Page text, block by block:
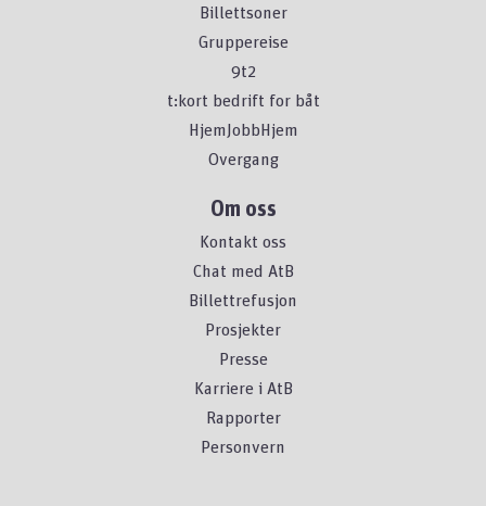
Billettsoner
Gruppereise
9t2
t:kort bedrift for båt
HjemJobbHjem
Overgang
Om oss
Kontakt oss
Chat med AtB
Billettrefusjon
Prosjekter
Presse
Karriere i AtB
Rapporter
Personvern